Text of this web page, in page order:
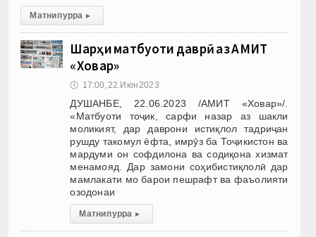
Матни пурра ▸
Шарҳи матбуоти даврӣ аз АМИТ
«Ховар»
🕔 17:00, 22.Июн 2023
ДУШАНБЕ, 22.06.2023 /АМИТ «Ховар»/.
«Матбуоти тоҷик, сарфи назар аз шакли
моликият, дар даврони истиқлол тадриҷан
рушду такомул ёфта, имрӯз ба Тоҷикистон ва
мардуми он софдилона ва содиқона хизмат
менамояд. Дар замони соҳибистиқлолӣ дар
мамлакати мо барои пешрафт ва фаъолияти
озодонаи
Матни пурра ▸